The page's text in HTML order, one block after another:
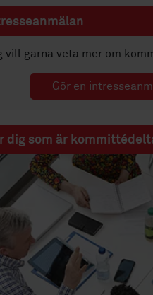
vill gärna veta mer om
Gör en
dig som är